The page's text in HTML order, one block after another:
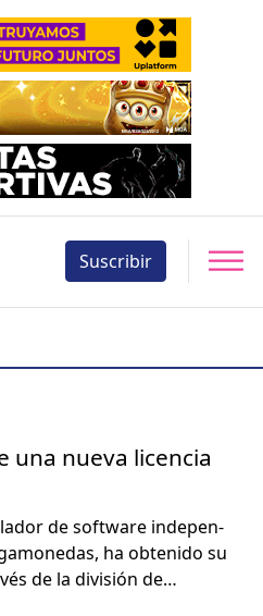
Suscribir
una nueva licencia
de soft­ware inde­pen­
ha obtenido su
de la división de…